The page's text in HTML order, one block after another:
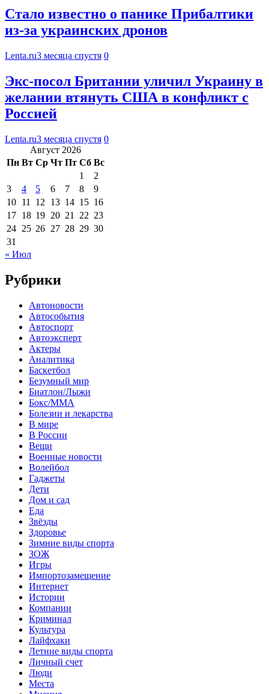
Стало известно о панике Прибалтики
из-за украинских дронов
Lenta.ru3 месяца спустя 0
Экс-посол Британии уличил Украину в
желании втянуть США в конфликт с
Россией
Lenta.ru3 месяца спустя 0
Август 2026
Пн Вт Ср Чт Пт Сб Вс
1
2
3
4 5 6 7 8
9
10 11 12 13 14 15 16
17 18 19 20 21 22 23
24 25 26 27 28 29 30
31
« Июл
Рубрики
Автоновости
Автособытия
Автоспорт
Автоэксперт
Актеры
Аналитика
Баскетбол
Безумный мир
Биатлон/Лыжи
Бокс/MMA
Болезни и лекарства
В мире
В России
Вещи
Военные новости
Волейбол
Гаджеты
Дети
Дом и сад
Еда
Звёзды
Здоровье
Зимние виды спорта
ЗОЖ
Игры
Импортозамещение
Интернет
Истории
Компании
Криминал
Культура
Лайфхаки
Летние виды спорта
Личный счет
Люди
Места